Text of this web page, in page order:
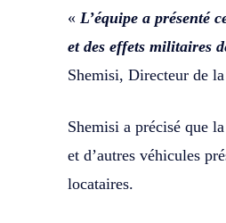
« L’équipe a présenté
et des effets militaires
Shemisi, Directeur de
Shemisi a précisé que
et d’autres véhicules
locataires.